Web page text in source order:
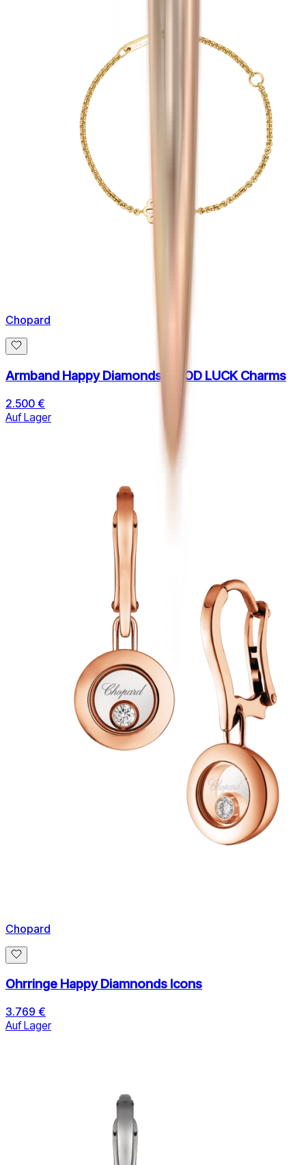
Chopard
Armband Happy Diamonds GOOD LUCK Charms
2.500 €
Auf Lager
Chopard
Ohrringe Happy Diamnonds Icons
3.769 €
Auf Lager